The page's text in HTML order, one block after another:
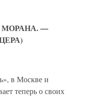
МОРАНА. —
в Москве и
теперь о своих